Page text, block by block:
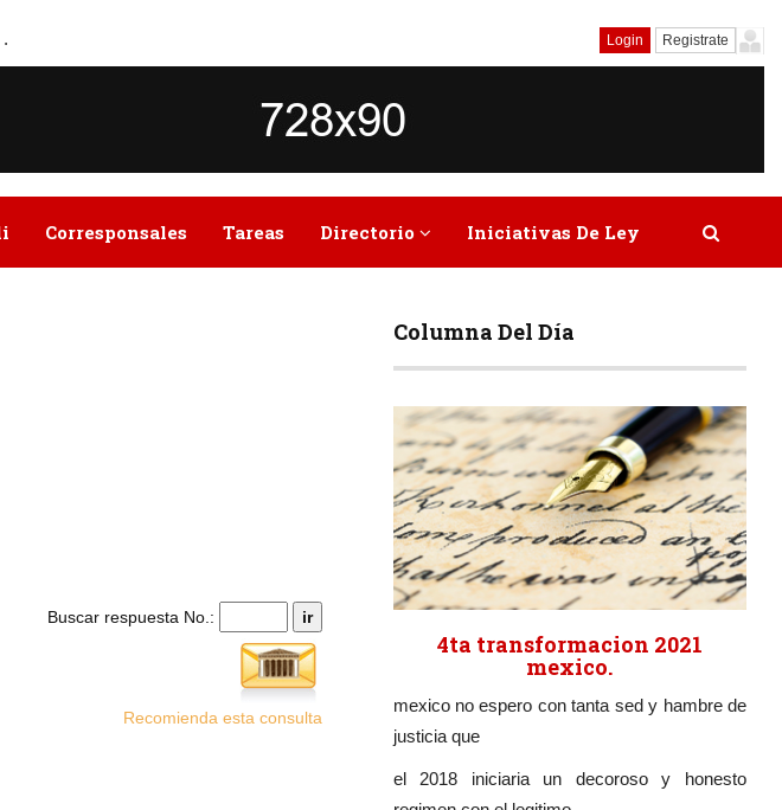
. Login Registrate
Corresponsales Tareas Directorio Iniciativas De Ley
Buscar respuesta No.:
Recomienda esta consulta
Columna Del Día
4ta transformacion 2021
mexico.
mexico no espero con tanta sed y hambre de
justicia que
el 2018 iniciaria un decoroso y honesto